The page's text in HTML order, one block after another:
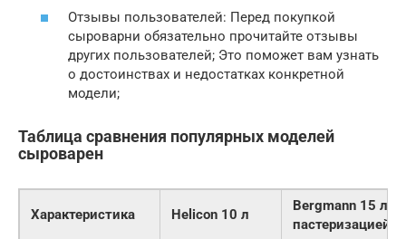
Отзывы пользователей: Перед покупкой
сыроварни обязательно прочитайте отзывы
других пользователей; Это поможет вам узнать
о достоинствах и недостатках конкретной
модели;
Таблица сравнения популярных моделей
сыроварен
Характеристика Helicon 10 л
Bergmann 15 л с
пастеризацией